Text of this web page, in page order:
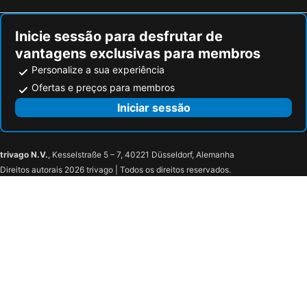
Hotel Puerta Romeros
Micampus Burgos Centro
Hotel Rural Los Faroles
Hostal Acanto
Restaurante El Vallés
Pensión Monjes del Jardín
Inicie sessão para desfrutar de
vantagens exclusivas para membros
Personalize a sua experiência
Ofertas e preços para membros
Iniciar sessão
trivago N.V., Kesselstraße 5 – 7, 40221 Düsseldorf, Alemanha
Direitos autorais 2026 trivago | Todos os direitos reservados.